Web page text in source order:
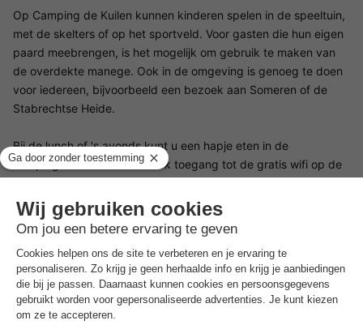
Op Camping de Kuilen kunnen kinderen spelen in de speeltuin,
met de skelters of op het sportveld. Voor gasten die hun eigen
paard meebrengen, is het mogelijk om gebruik te maken van
de overdekte manege. Ook in de omgeving is genoeg te doen
voor iedereen, bijvoorbeeld een bezoek aan Someren of de
Stabrechtse Heide.
Bij de lunch of 's avonds kunt u een hapje eten in de
campingcafetaria. U hebt ook toegang tot de gratis wifi op de
Goed omte weten
Voorkeuren
Voor voorkeuren zoals bijvoorbeeld de ligging van je
accommodatie kun je contact opnemen met de aanbieder.